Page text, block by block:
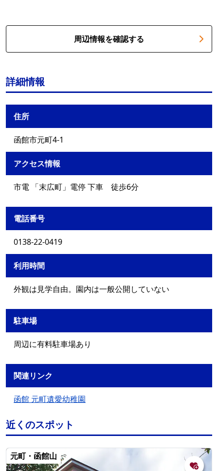
周辺情報を確認する
詳細情報
住所
函館市元町4-1
アクセス情報
市電 「末広町」電停 下車 徒歩6分
電話番号
0138-22-0419
利用時間
外観は見学自由。園内は一般公開していない
駐車場
周辺に有料駐車場あり
関連リンク
函館 元町遺愛幼稚園
近くのスポット
元町・函館山